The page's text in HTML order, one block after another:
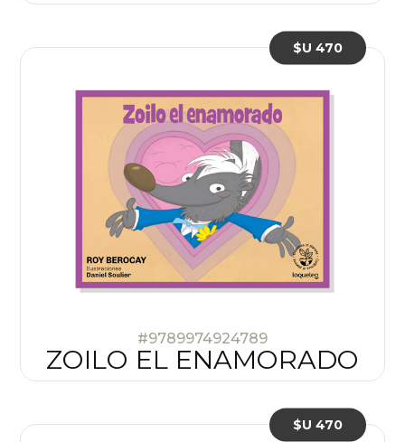
#9789974924789
ZOILO EL ENAMORADO
$U 470
$U 470